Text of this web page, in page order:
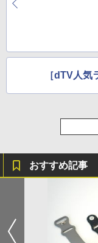
［dTV人気
おすすめ記事